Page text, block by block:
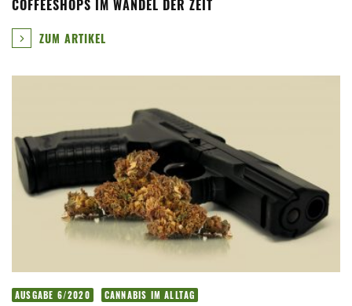
COFFEESHOPS IM WANDEL DER ZEIT
ZUM ARTIKEL
AUSGABE 6/2020 CANNABIS IM ALLTAG